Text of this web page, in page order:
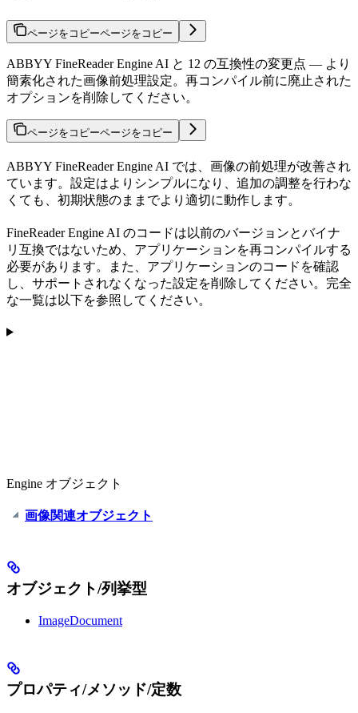
ページをコピーページをコピー
ABBYY FineReader Engine AI と 12 の互換性の変更点 — より
簡素化された画像前処理設定。再コンパイル前に廃止された
オプションを削除してください。
ページをコピーページをコピー
ABBYY FineReader Engine AI では、画像の前処理が改善され
ています。設定はよりシンプルになり、追加の調整を行わな
くても、初期状態のままでより適切に動作します。
FineReader Engine AI のコードは以前のバージョンとバイナ
リ互換ではないため、アプリケーションを再コンパイルする
必要があります。また、アプリケーションのコードを確認
し、サポートされなくなった設定を削除してください。完全
な一覧は以下を参照してください。
Engine オブジェクト
画像関連オブジェクト
オブジェクト/列挙型
ImageDocument
プロパティ/メソッド/定数